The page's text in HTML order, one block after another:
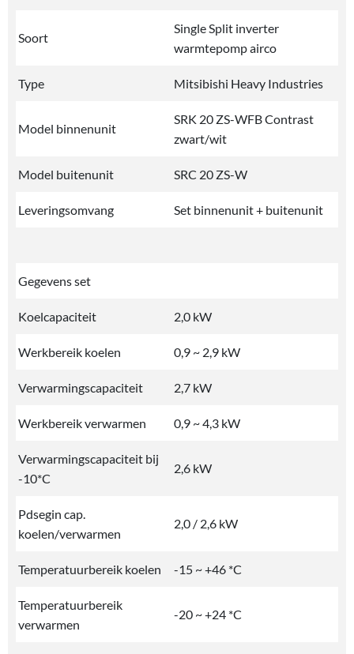
Soort
Single Split inverter
warmtepomp airco
Type Mitsibishi Heavy Industries
Model binnenunit
SRK 20 ZS-WFB Contrast
zwart/wit
Model buitenunit SRC 20 ZS-W
Leveringsomvang Set binnenunit + buitenunit
Gegevens set
Koelcapaciteit 2,0 kW
Werkbereik koelen 0,9 ~ 2,9 kW
Verwarmingscapaciteit 2,7 kW
Werkbereik verwarmen 0,9 ~ 4,3 kW
Verwarmingscapaciteit bij
-10*C
2,6 kW
Pdsegin cap.
koelen/verwarmen
2,0 / 2,6 kW
Temperatuurbereik koelen -15 ~ +46 *C
Temperatuurbereik
verwarmen
-20 ~ +24 *C